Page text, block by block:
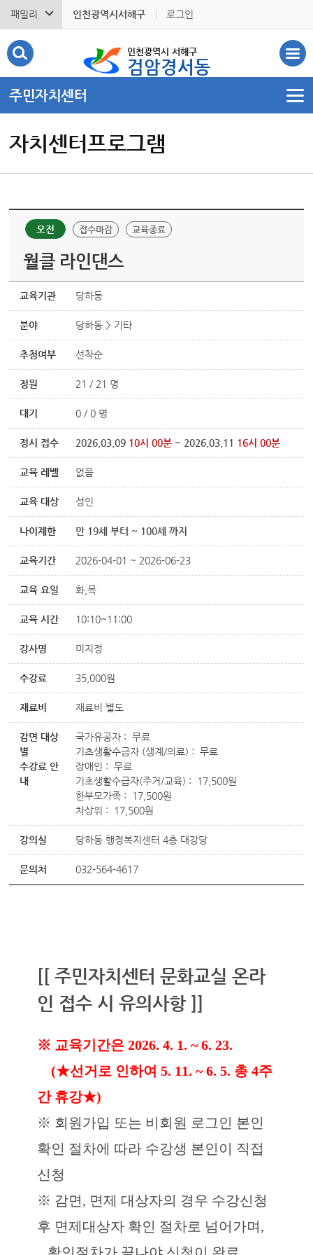
패밀리 인천광역시서해구 로그인
인천광역시 서해구
검암경서동
주민자치센터
자치센터프로그램
오전 접수마감 교육종료
월클 라인댄스
교육기관 당하동
분야 당하동 > 기타
추첨여부 선착순
정원 21 / 21 명
대기 0 / 0 명
정시 접수 2026.03.09 10시 00분 ~ 2026.03.11 16시 00분
교육 레벨 없음
교육 대상 성인
나이제한 만 19세 부터 ~ 100세 까지
교육기간 2026-04-01 ~ 2026-06-23
교육 요일 화,목
교육 시간 10:10~11:00
강사명 미지정
수강료 35,000원
재료비 재료비 별도
감면 대상
별
수강료 안
내
국가유공자 : 무료
기초생활수급자 (생계/의료) : 무료
장애인 : 무료
기초생활수급자(주거/교육) : 17,500원
한부모가족 : 17,500원
차상위 : 17,500원
강의실 당하동 행정복지센터 4층 대강당
문의처 032-564-4617
[[ 주민자치센터 문화교실 온라
인 접수 시 유의사항 ]]
※ 교육기간은 2026. 4. 1. ~ 6. 23.
(★선거로 인하여 5. 11. ~ 6. 5. 총 4주
간 휴강★)
※ 회원가입 또는 비회원 로그인 본인
확인 절차에 따라 수강생 본인이 직접
신청
※ 감면, 면제 대상자의 경우 수강신청
후 면제대상자 확인 절차로 넘어가며,